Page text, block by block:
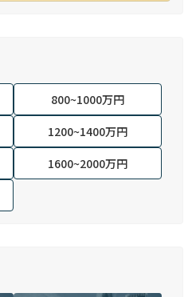
800~1000万円
1200~1400万円
1600~2000万円